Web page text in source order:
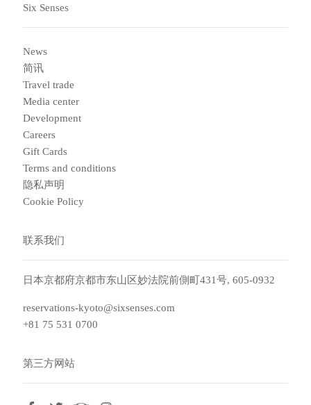
Six Senses
News
简讯
Travel trade
Media center
Development
Careers
Gift Cards
Terms and conditions
隐私声明
Cookie Policy
联系我们
日本京都府京都市东山区妙法院前側町431号, 605-0932
reservations-kyoto@sixsenses.com
+81 75 531 0700
第三方网站